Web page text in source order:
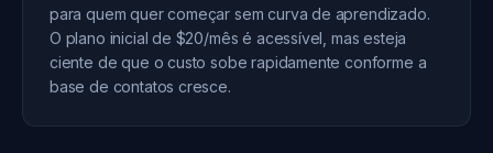
para quem quer começar sem curva de aprendizado.
O plano inicial de $20/mês é acessível, mas esteja
ciente de que o custo sobe rapidamente conforme a
base de contatos cresce.